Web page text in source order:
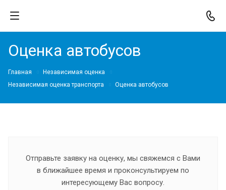
Оценка автобусов
Главная
Независимая оценка
Независимая оценка транспорта
Оценка автобусов
Отправьте заявку на оценку, мы свяжемся с Вами
в ближайшее время и проконсультируем по
интересующему Вас вопросу.